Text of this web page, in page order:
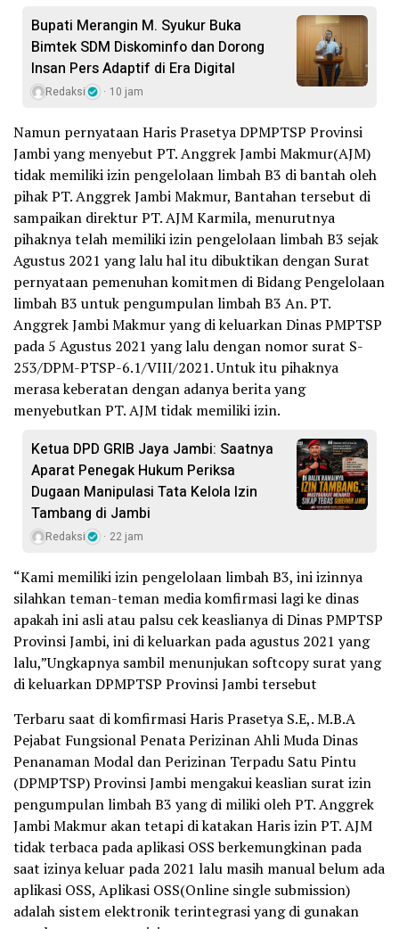
Bupati Merangin M. Syukur Buka
Bimtek SDM Diskominfo dan Dorong
Insan Pers Adaptif di Era Digital
Redaksi 10 jam
Namun pernyataan Haris Prasetya DPMPTSP Provinsi
Jambi yang menyebut PT. Anggrek Jambi Makmur(AJM)
tidak memiliki izin pengelolaan limbah B3 di bantah oleh
pihak PT. Anggrek Jambi Makmur, Bantahan tersebut di
sampaikan direktur PT. AJM Karmila, menurutnya
pihaknya telah memiliki izin pengelolaan limbah B3 sejak
Agustus 2021 yang lalu hal itu dibuktikan dengan Surat
pernyataan pemenuhan komitmen di Bidang Pengelolaan
limbah B3 untuk pengumpulan limbah B3 An. PT.
Anggrek Jambi Makmur yang di keluarkan Dinas PMPTSP
pada 5 Agustus 2021 yang lalu dengan nomor surat S-
253/DPM-PTSP-6.1/VIII/2021. Untuk itu pihaknya
merasa keberatan dengan adanya berita yang
menyebutkan PT. AJM tidak memiliki izin.
Ketua DPD GRIB Jaya Jambi: Saatnya
Aparat Penegak Hukum Periksa
Dugaan Manipulasi Tata Kelola Izin
Tambang di Jambi
Redaksi 22 jam
“Kami memiliki izin pengelolaan limbah B3, ini izinnya
silahkan teman-teman media komfirmasi lagi ke dinas
apakah ini asli atau palsu cek keaslianya di Dinas PMPTSP
Provinsi Jambi, ini di keluarkan pada agustus 2021 yang
lalu,”Ungkapnya sambil menunjukan softcopy surat yang
di keluarkan DPMPTSP Provinsi Jambi tersebut
Terbaru saat di komfirmasi Haris Prasetya S.E,. M.B.A
Pejabat Fungsional Penata Perizinan Ahli Muda Dinas
Penanaman Modal dan Perizinan Terpadu Satu Pintu
(DPMPTSP) Provinsi Jambi mengakui keaslian surat izin
pengumpulan limbah B3 yang di miliki oleh PT. Anggrek
Jambi Makmur akan tetapi di katakan Haris izin PT. AJM
tidak terbaca pada aplikasi OSS berkemungkinan pada
saat izinya keluar pada 2021 lalu masih manual belum ada
aplikasi OSS, Aplikasi OSS(Online single submission)
adalah sistem elektronik terintegrasi yang di gunakan